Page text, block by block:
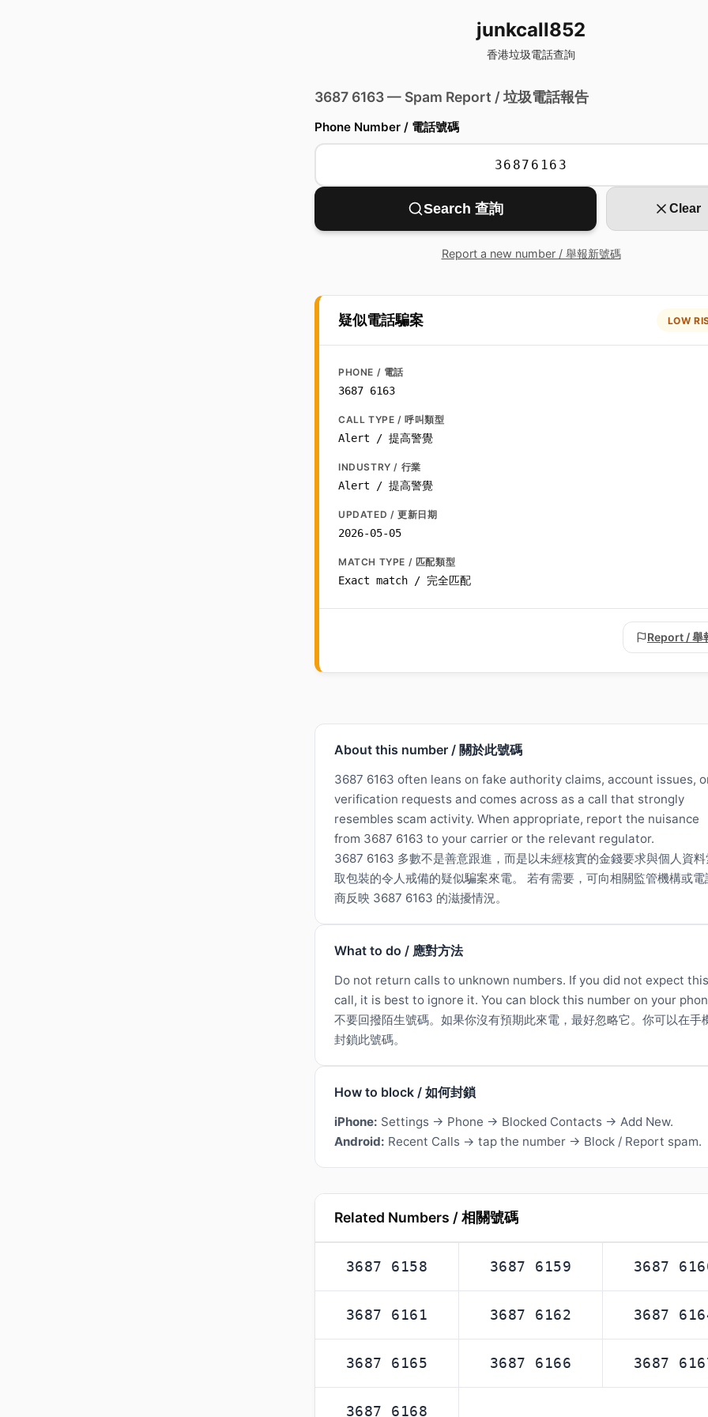
junkcall852
香港垃圾電話查詢
3687 6163 — Spam Report / 垃圾電話報告
Phone Number / 電話號碼
Search 查詢 Clear
Report a new number / 舉報新號碼
疑似電話騙案 LOW
PHONE / 電話
3687 6163
CALL TYPE / 呼叫類型
Alert / 提高警覺
INDUSTRY / 行業
Alert / 提高警覺
UPDATED / 更新日期
2026-05-05
MATCH TYPE / 匹配類型
Exact match / 完全匹配
Report / 舉
About this number / 關於此號碼
3687 6163 often leans on fake authority claims, account issues,
verification requests and comes across as a call that strongly
resembles scam activity. When appropriate, report the nuisance
from 3687 6163 to your carrier or the relevant regulator.
3687 6163 多數不是善意跟進，而是以未經核實的金錢要求與個人資
取包裝的令人戒備的疑似騙案來電。 若有需要，可向相關監管機構或電
商反映 3687 6163 的滋擾情況。
What to do / 應對方法
Do not return calls to unknown numbers. If you did not expect this
call, it is best to ignore it. You can block this number on your
不要回撥陌生號碼。如果你沒有預期此來電，最好忽略它。你可以在手
封鎖此號碼。
How to block / 如何封鎖
iPhone: Settings → Phone → Blocked Contacts → Add New.
Android: Recent Calls → tap the number → Block / Report spam.
Related Numbers / 相關號碼
3687 6158 3687 6159 3687
3687 6161 3687 6162 3687
3687 6165 3687 6166 3687
3687 6168